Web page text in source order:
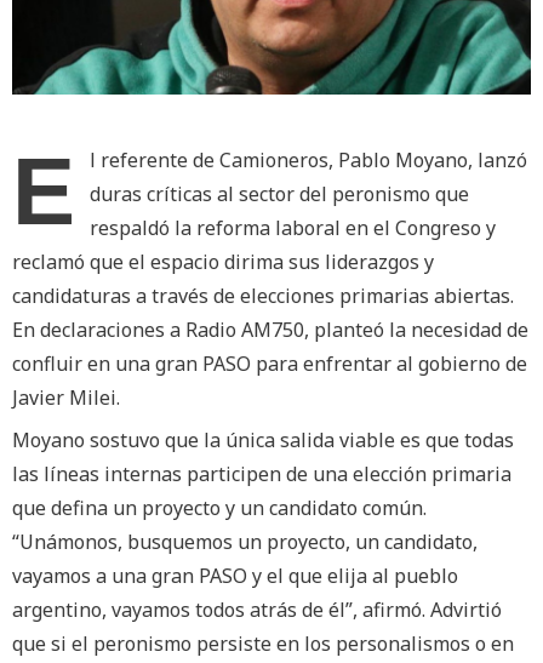
E
l referente de Camioneros, Pablo Moyano, lanzó
duras críticas al sector del peronismo que
respaldó la reforma laboral en el Congreso y
reclamó que el espacio dirima sus liderazgos y
candidaturas a través de elecciones primarias abiertas.
En declaraciones a Radio AM750, planteó la necesidad de
confluir en una gran PASO para enfrentar al gobierno de
Javier Milei.
Moyano sostuvo que la única salida viable es que todas
las líneas internas participen de una elección primaria
que defina un proyecto y un candidato común.
“Unámonos, busquemos un proyecto, un candidato,
vayamos a una gran PASO y el que elija al pueblo
argentino, vayamos todos atrás de él”, afirmó. Advirtió
que si el peronismo persiste en los personalismos o en